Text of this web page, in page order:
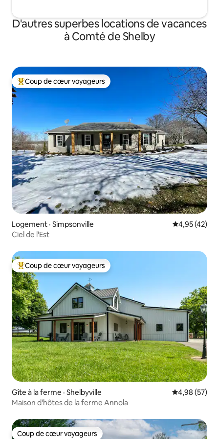
D'autres superbes locations de vacances
à Comté de Shelby
Coup de cœur voyageurs parmi les plus aimés
Coup de cœur voyageurs
Logement · Simpsonville Note
4,95 (42)
Ciel de l'Est
Coup de cœur voyageurs parmi les plus aimés
Coup de cœur voyageurs
Gîte à la ferme · Shelbyville Note
4,98 (57)
Maison d'hôtes de la ferme Annola
Coup de cœur voyageurs